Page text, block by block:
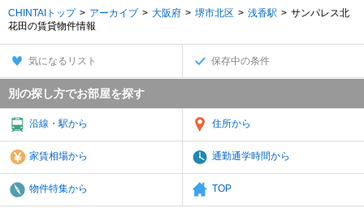
CHINTAIトップ アーカイブ 大阪府 堺市北区 浅香駅
サンパレス北
花田の賃貸物件情報
気になるリスト 保存中の条件
別の探し方でお部屋を探す
沿線・駅から 住所から
家賃相場から 通勤通学時間から
物件特集から TOP